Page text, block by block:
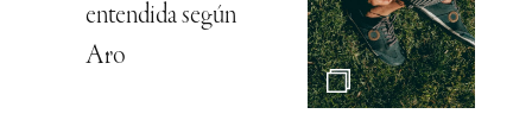
entendida según
Aro